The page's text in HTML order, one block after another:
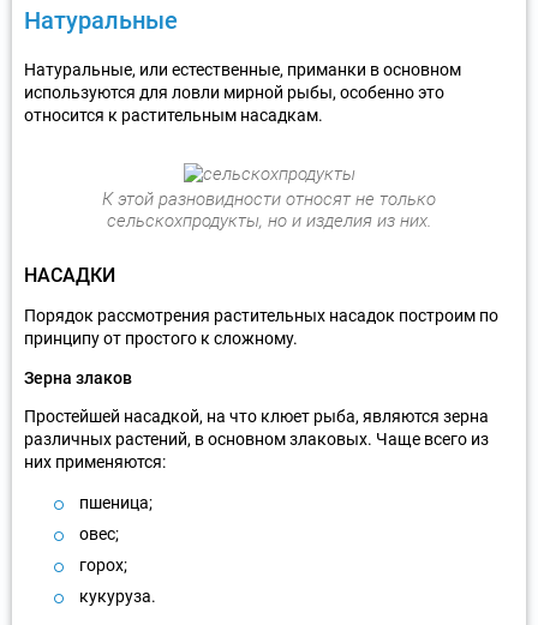
Натуральные
Натуральные, или естественные, приманки в основном
используются для ловли мирной рыбы, особенно это
относится к растительным насадкам.
К этой разновидности относят не только
сельскохпродукты, но и изделия из них.
НАСАДКИ
Порядок рассмотрения растительных насадок построим по
принципу от простого к сложному.
Зерна злаков
Простейшей насадкой, на что клюет рыба, являются зерна
различных растений, в основном злаковых. Чаще всего из
них применяются:
пшеница;
овес;
горох;
кукуруза.